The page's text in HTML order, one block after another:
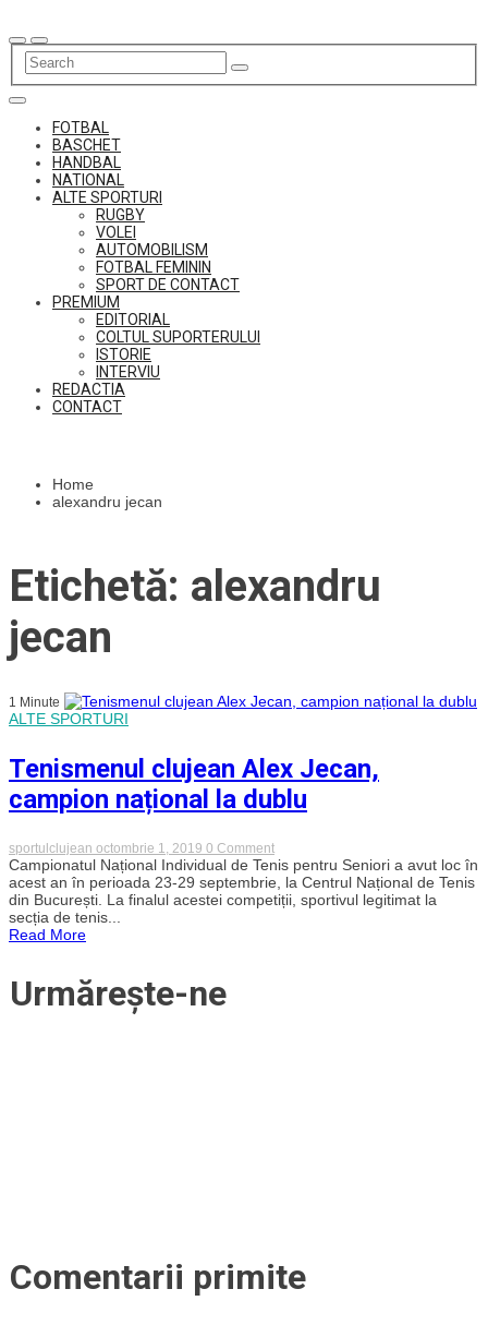
to
content
FOTBAL
BASCHET
HANDBAL
NATIONAL
ALTE SPORTURI
RUGBY
VOLEI
AUTOMOBILISM
FOTBAL FEMININ
SPORT DE CONTACT
PREMIUM
EDITORIAL
COLTUL SUPORTERULUI
ISTORIE
INTERVIU
REDACTIA
CONTACT
Home
alexandru jecan
Etichetă: alexandru
jecan
1 Minute
ALTE SPORTURI
Tenismenul clujean Alex Jecan,
campion național la dublu
sportulclujean octombrie 1, 2019 0 Commenton
Tenismenul
clujean
Alex
Jecan,
Campionatul Național Individual de Tenis pentru Seniori a avut loc în
acest an în perioada 23-29 septembrie, la Centrul Național de Tenis
din București. La finalul acestei competiții, sportivul legitimat la
secția de tenis...
Read More
Urmărește-ne
Comentarii primite